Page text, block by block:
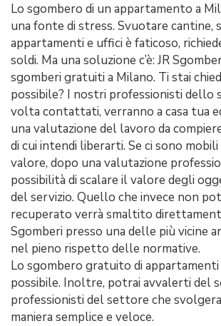
Lo sgombero di un appartamento a
una fonte di stress. Svuotare cantine,
appartamenti e uffici è faticoso,
soldi. Ma una soluzione c’è: JR
sgomberi gratuiti a Milano. Ti stai
possibile? I nostri professionisti dello
volta contattati, verranno a casa tua
una valutazione del lavoro da
di cui intendi liberarti. Se ci sono
valore, dopo una valutazione
possibilità di scalare il valore degli
del servizio. Quello che invece non
recuperato verrà smaltito
Sgomberi presso una delle più vicine
nel pieno rispetto delle normative.
Lo sgombero gratuito di appartamenti
possibile. Inoltre, potrai avvalerti del
professionisti del settore che
maniera semplice e veloce.